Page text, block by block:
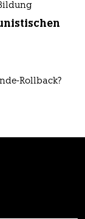
Rollback?